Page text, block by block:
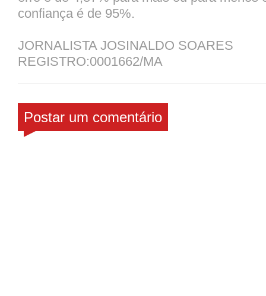
confiança é de 95%.
JORNALISTA JOSINALDO SOARES
REGISTRO:0001662/MA
Postar um comentário